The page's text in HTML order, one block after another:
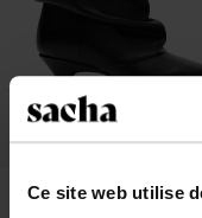
Ce site web utilise
Bottines à talon en cuir - noir